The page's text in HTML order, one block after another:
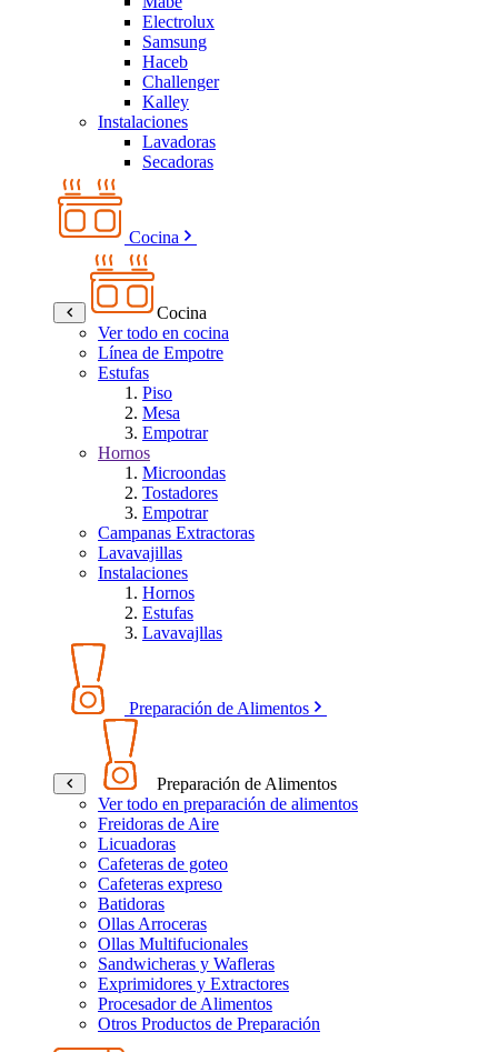
Electrolux
Samsung
Haceb
Challenger
Kalley
Instalaciones
Lavadoras
Secadoras
Cocina
Cocina
Ver todo en cocina
Línea de Empotre
Estufas
Piso
Mesa
Empotrar
Hornos
Microondas
Tostadores
Empotrar
Campanas Extractoras
Lavavajillas
Instalaciones
Hornos
Estufas
Lavavajllas
Preparación de Alimentos
Preparación de Alimentos
Ver todo en preparación de alimentos
Freidoras de Aire
Licuadoras
Cafeteras de goteo
Cafeteras expreso
Batidoras
Ollas Arroceras
Ollas Multifucionales
Sandwicheras y Wafleras
Exprimidores y Extractores
Procesador de Alimentos
Otros Productos de Preparación